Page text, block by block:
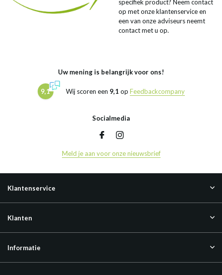
specifiek product? Neem contact
op met onze klantenservice en
een van onze adviseurs neemt
contact met u op.
Uw mening is belangrijk voor ons!
9,1 Wij scoren een 9,1 op Feedbackcompany
Socialmedia
Meld je aan voor onze nieuwsbrief
Klantenservice
Klanten
Informatie